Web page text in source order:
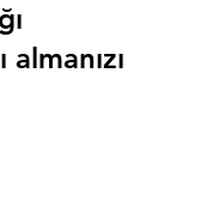
almanızı